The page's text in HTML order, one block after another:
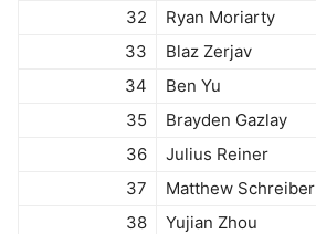
32
Ryan Moriarty
33
Blaz Zerjav
34
Ben Yu
35
Brayden Gazlay
36
Julius Reiner
37
Matthew Schreiber
38
Yujian Zhou